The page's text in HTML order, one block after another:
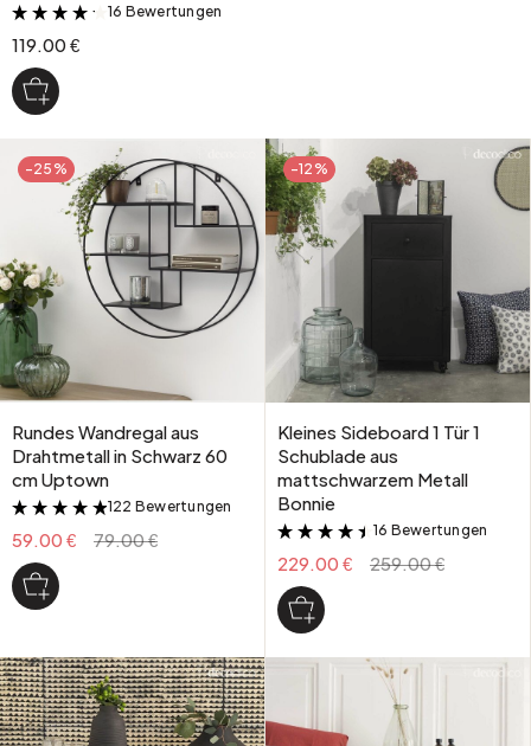
&
16 Bewertungen
119.00 €
-25%
Rundes Wandregal aus
Drahtmetall in Schwarz 60
cm Uptown
&
122 Bewertungen
59.00 € 79.00 €
-12%
Kleines Sideboard 1 Tür 1
Schublade aus
mattschwarzem Metall
Bonnie
&
16 Bewertungen
229.00 € 259.00 €